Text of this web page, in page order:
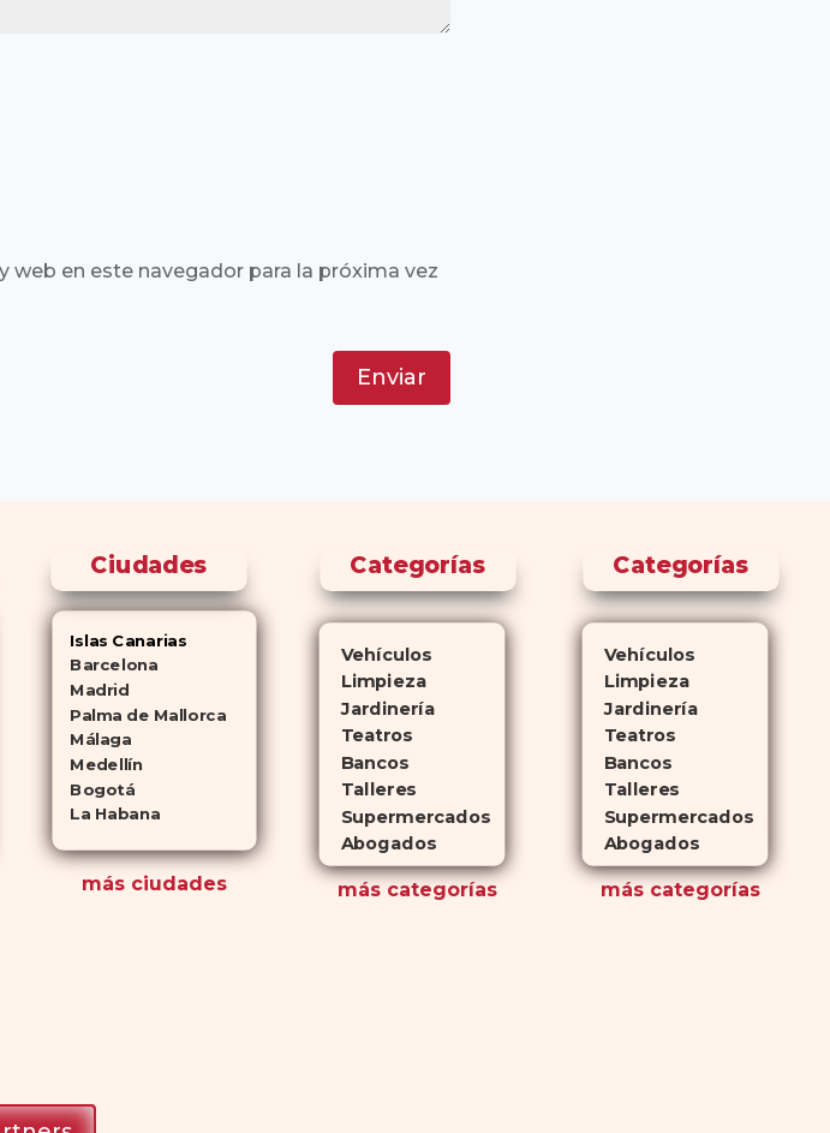
web en este navegador para la próxima vez
Enviar
Ciudades
Islas Canarias
Barcelona
Madrid
Palma de Mallorca
Málaga
Medellín
Bogotá
La Habana
más ciudades
Categorías
Vehículos
Limpieza
Jardinería
Teatros
Bancos
Talleres
Supermercados
Abogados
más categorías
Categorías
Vehículos
Limpieza
Jardinería
Teatros
Bancos
Talleres
Supermercados
Abogados
más categorías